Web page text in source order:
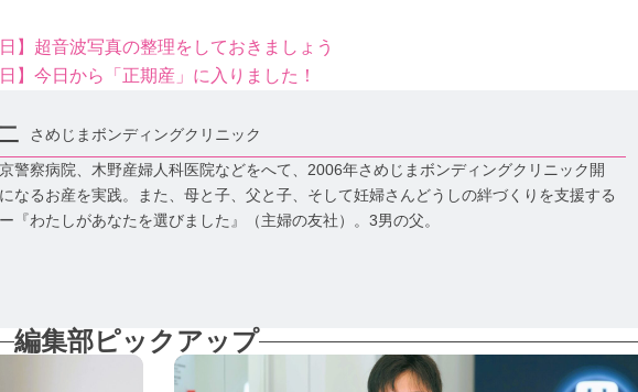
】超音波写真の整理をしておきましょう
】今日から「正期産」に入りました！
さめじまボンディングクリニック
警察病院、木野産婦人科医院などをへて、2006年さめじまボンディングクリニック開
なるお産を実践。また、母と子、父と子、そして妊婦さんどうしの絆づくりを支援する
『わたしがあなたを選びました』（主婦の友社）。3男の父。
編集部ピックアップ